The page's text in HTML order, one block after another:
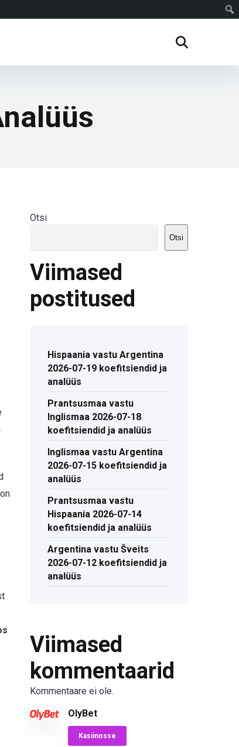
Otsi
Otsi
Viimased
postitused
Hispaania vastu Argentina
2026-07-19 koefitsiendid ja
analüüs
Prantsusmaa vastu
Inglismaa 2026-07-18
koefitsiendid ja analüüs
Inglismaa vastu Argentina
2026-07-15 koefitsiendid ja
analüüs
Prantsusmaa vastu
Hispaania 2026-07-14
koefitsiendid ja analüüs
Argentina vastu Šveits
2026-07-12 koefitsiendid ja
analüüs
Viimased
kommentaarid
Kommentaare ei ole.
OlyBet
Kasiinosse